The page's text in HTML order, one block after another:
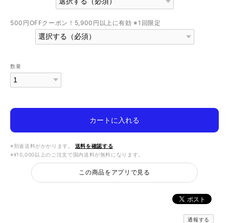
500円OFFクーポン！5,900円以上に有効 ※1回限定
数量
カートに入れる
※別途送料がかかります。
送料を確認する
※¥10,000以上のご注文で国内送料が無料になります。
この商品をアプリで見る
通報する